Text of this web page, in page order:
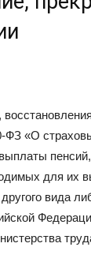
«О
для их
вида